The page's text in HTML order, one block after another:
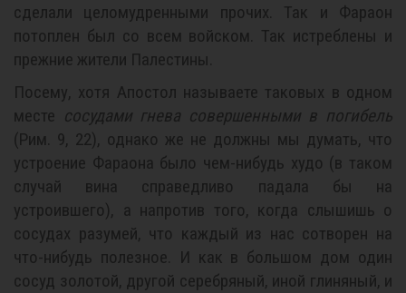
сделали целомудренными прочих. Так и Фараон
потоплен был со всем войском. Так истреблены и
прежние жители Палестины.
Посему, хотя Апостол называете таковых в одном
месте сосудами гнева совершенными в погибель
(Рим. 9, 22), однако же не должны мы думать, что
устроение Фараона было чем-нибудь худо (в таком
случай вина справедливо падала бы на
устроившего), а напротив того, когда слышишь о
сосудах разумей, что каждый из нас сотворен на
что-нибудь полезное. И как в большом дом один
сосуд золотой, другой серебряный, иной глиняный, и